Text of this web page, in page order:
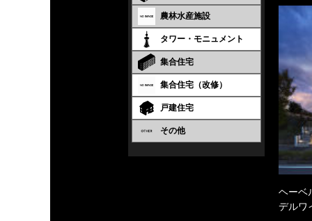
農林水産施設
タワー・モニュメント
集合住宅
集合住宅（改修）
戸建住宅
その他
ヘーベ
デルワ